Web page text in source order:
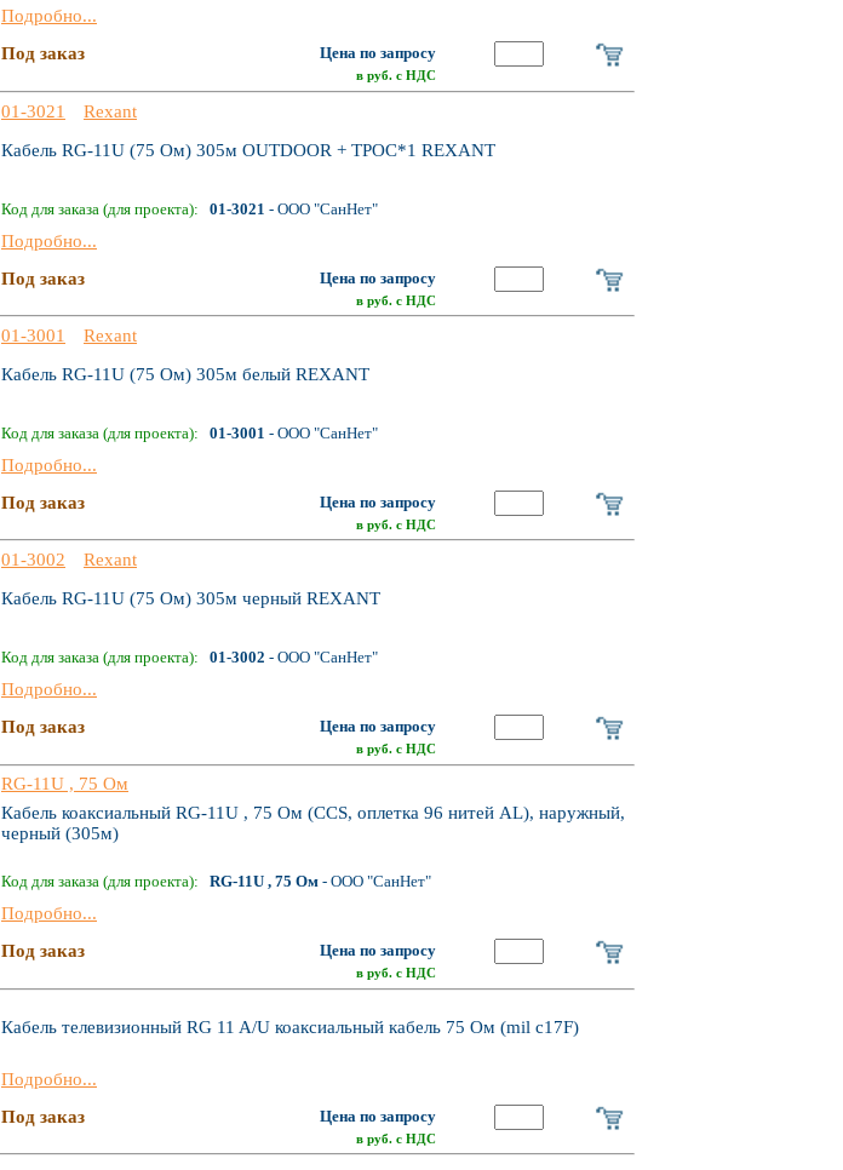
Подробно...
Под заказ
Цена по запросу
в руб. с НДС
01-3021
Rexant
Кабель RG-11U (75 Ом) 305м OUTDOOR + ТРОС*1 REXANT
Код для заказа (для проекта): 01-3021 - ООО "СанНет"
Подробно...
Под заказ
Цена по запросу
в руб. с НДС
01-3001
Rexant
Кабель RG-11U (75 Ом) 305м белый REXANT
Код для заказа (для проекта): 01-3001 - ООО "СанНет"
Подробно...
Под заказ
Цена по запросу
в руб. с НДС
01-3002
Rexant
Кабель RG-11U (75 Ом) 305м черный REXANT
Код для заказа (для проекта): 01-3002 - ООО "СанНет"
Подробно...
Под заказ
Цена по запросу
в руб. с НДС
RG-11U , 75 Ом
Кабель коаксиальный RG-11U , 75 Ом (CCS, оплетка 96 нитей AL), наружный,
черный (305м)
Код для заказа (для проекта): RG-11U , 75 Ом - ООО "СанНет"
Подробно...
Под заказ
Цена по запросу
в руб. с НДС
Кабель телевизионный RG 11 A/U коаксиальный кабель 75 Ом (mil c17F)
Подробно...
Под заказ
Цена по запросу
в руб. с НДС